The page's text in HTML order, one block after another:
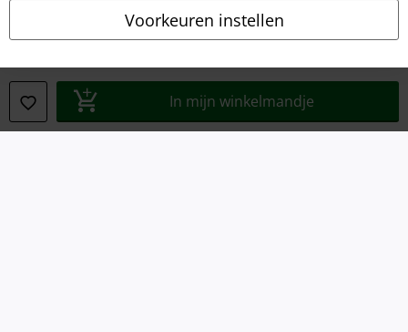
Voorkeuren instellen
In mijn winkelmandje
Legal